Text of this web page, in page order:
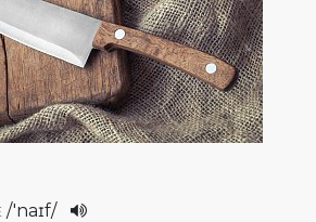
/'naɪf/